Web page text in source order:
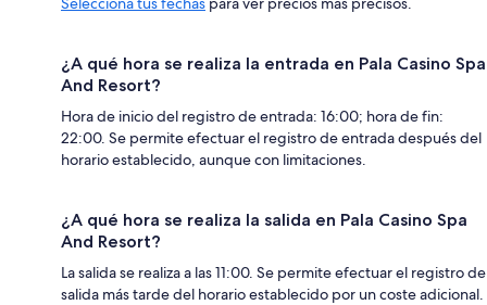
¿A qué hora se realiza la entrada en Pala Casino Spa
And Resort?
Hora de inicio del registro de entrada: 16:00; hora de fin:
22:00. Se permite efectuar el registro de entrada después del
horario establecido, aunque con limitaciones.
¿A qué hora se realiza la salida en Pala Casino Spa
And Resort?
La salida se realiza a las 11:00. Se permite efectuar el registro de
salida más tarde del horario establecido por un coste adicional.